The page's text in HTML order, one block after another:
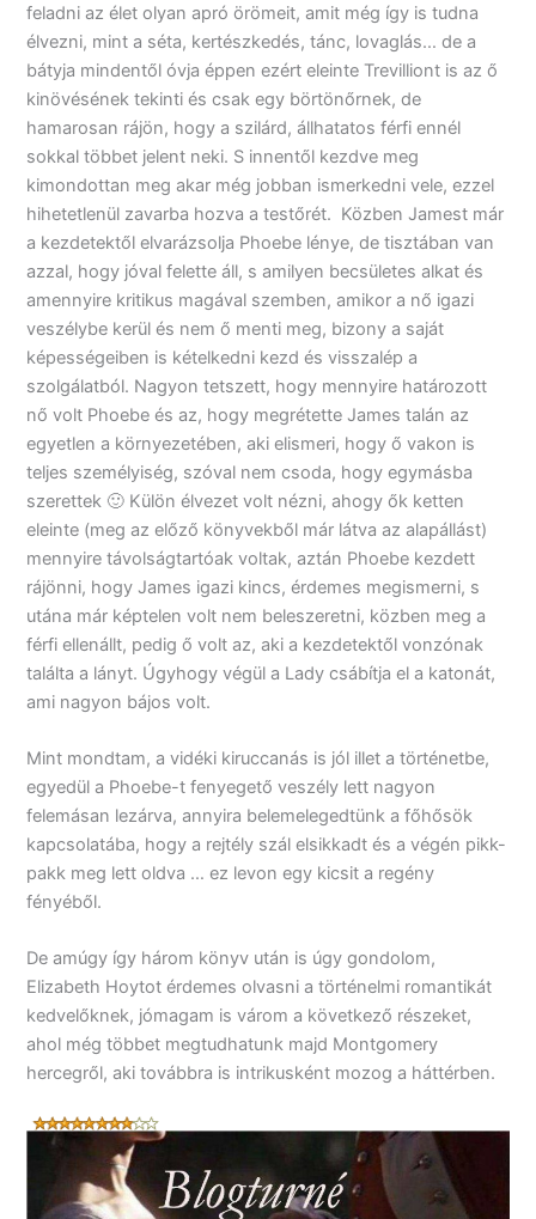
feladni az élet olyan apró örömeit, amit még így is tudna
élvezni, mint a séta, kertészkedés, tánc, lovaglás… de a
bátyja mindentől óvja éppen ezért eleinte Trevilliont is az ő
kinövésének tekinti és csak egy börtönőrnek, de
hamarosan rájön, hogy a szilárd, állhatatos férfi ennél
sokkal többet jelent neki. S innentől kezdve meg
kimondottan meg akar még jobban ismerkedni vele, ezzel
hihetetlenül zavarba hozva a testőrét. Közben Jamest már
a kezdetektől elvarázsolja Phoebe lénye, de tisztában van
azzal, hogy jóval felette áll, s amilyen becsületes alkat és
amennyire kritikus magával szemben, amikor a nő igazi
veszélybe kerül és nem ő menti meg, bizony a saját
képességeiben is kételkedni kezd és visszalép a
szolgálatból. Nagyon tetszett, hogy mennyire határozott
nő volt Phoebe és az, hogy megrétette James talán az
egyetlen a környezetében, aki elismeri, hogy ő vakon is
teljes személyiség, szóval nem csoda, hogy egymásba
szerettek 🙂 Külön élvezet volt nézni, ahogy ők ketten
eleinte (meg az előző könyvekből már látva az alapállást)
mennyire távolságtartóak voltak, aztán Phoebe kezdett
rájönni, hogy James igazi kincs, érdemes megismerni, s
utána már képtelen volt nem beleszeretni, közben meg a
férfi ellenállt, pedig ő volt az, aki a kezdetektől vonzónak
találta a lányt. Úgyhogy végül a Lady csábítja el a katonát,
ami nagyon bájos volt.
Mint mondtam, a vidéki kiruccanás is jól illet a történetbe,
egyedül a Phoebe-t fenyegető veszély lett nagyon
felemásan lezárva, annyira belemelegedtünk a főhősök
kapcsolatába, hogy a rejtély szál elsikkadt és a végén pikk-
pakk meg lett oldva … ez levon egy kicsit a regény
fényéből.
De amúgy így három könyv után is úgy gondolom,
Elizabeth Hoytot érdemes olvasni a történelmi romantikát
kedvelőknek, jómagam is várom a következő részeket,
ahol még többet megtudhatunk majd Montgomery
hercegről, aki továbbra is intrikusként mozog a háttérben.